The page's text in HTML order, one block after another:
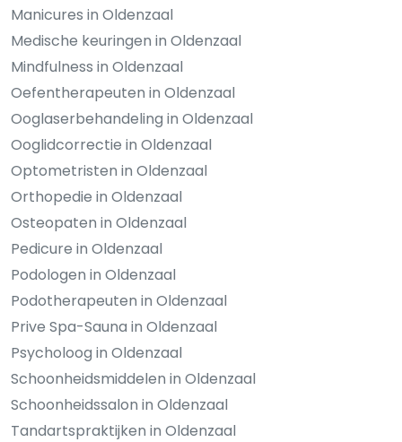
Manicures in Oldenzaal
Medische keuringen in Oldenzaal
Mindfulness in Oldenzaal
Oefentherapeuten in Oldenzaal
Ooglaserbehandeling in Oldenzaal
Ooglidcorrectie in Oldenzaal
Optometristen in Oldenzaal
Orthopedie in Oldenzaal
Osteopaten in Oldenzaal
Pedicure in Oldenzaal
Podologen in Oldenzaal
Podotherapeuten in Oldenzaal
Prive Spa-Sauna in Oldenzaal
Psycholoog in Oldenzaal
Schoonheidsmiddelen in Oldenzaal
Schoonheidssalon in Oldenzaal
Tandartspraktijken in Oldenzaal